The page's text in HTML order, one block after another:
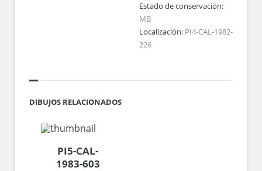
Estado de conservación:
MB
Localización: PI4-CAL-1982-
226
DIBUJOS RELACIONADOS
PI5-CAL-
1983-603